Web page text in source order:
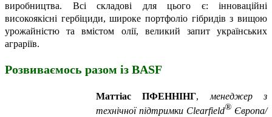
виробництва. Всі складові для цього є: інноваційні
високоякісні гербіциди, широке портфоліо гібридів з вищою
урожайністю та вмістом олії, великий запит українських
аграріїв.
Розвиваємось разом із BASF
Маттіас ПФЕННІНГ, менеджер з
технічної підтримки Clearfield® Європа/